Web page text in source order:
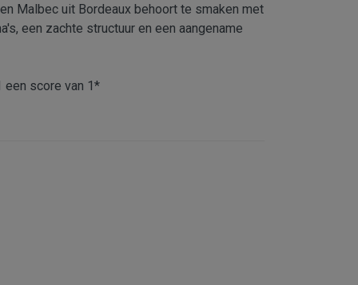
Malbec uit Bordeaux behoort te smaken met
een zachte structuur en een aangename
score van 1*